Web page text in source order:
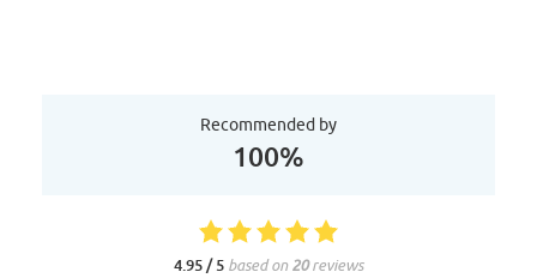
Recommended by
100%
4.95 / 5 based on 20reviews